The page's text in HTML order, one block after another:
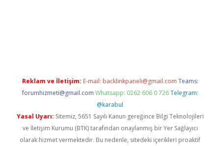
Reklam ve İletişim: E-mail: backlinkpaneli@gmail.com Teams:
forumhizmeti@gmail.com Whatsapp: 0262 606 0 726 Telegram:
@karabul
Yasal Uyarı: Sitemiz, 5651 Sayılı Kanun gereğince Bilgi Teknolojileri
ve İletişim Kurumu (BTK) tarafından onaylanmış bir Yer Sağlayıcı
olarak hizmet vermektedir. Bu nedenle, sitedeki içerikleri proaktif